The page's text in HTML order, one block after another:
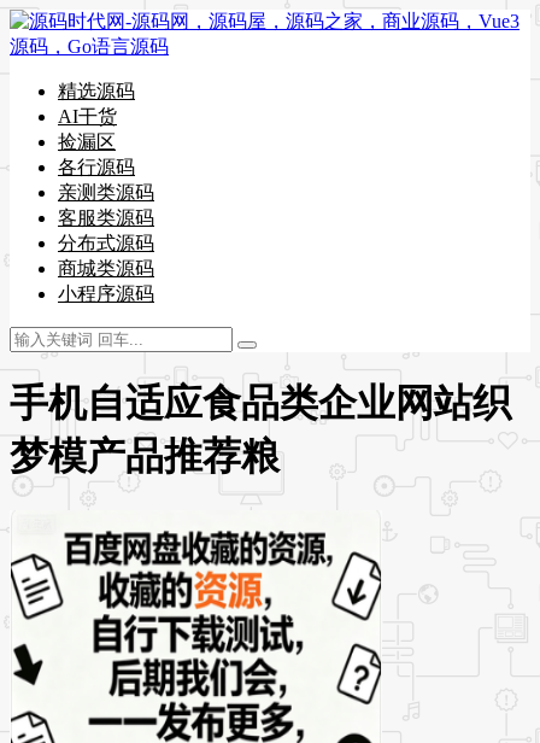
精选源码
AI干货
捡漏区
各行源码
亲测类源码
客服类源码
分布式源码
商城类源码
小程序源码
手机自适应食品类企业网站织
梦模产品推荐粮